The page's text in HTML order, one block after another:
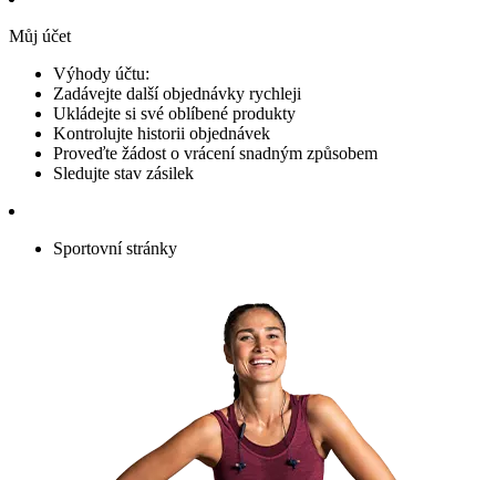
Můj účet
Výhody účtu:
Zadávejte další objednávky rychleji
Ukládejte si své oblíbené produkty
Kontrolujte historii objednávek
Proveďte žádost o vrácení snadným způsobem
Sledujte stav zásilek
Sportovní stránky